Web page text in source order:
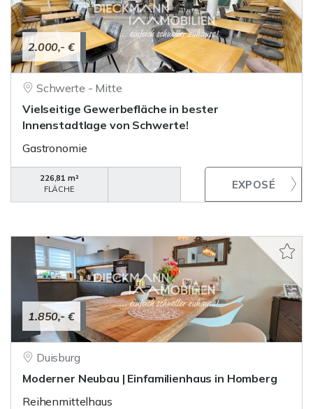
2.000,- €
Schwerte - Mitte
Vielseitige Gewerbefläche in bester
Innenstadtlage von Schwerte!
Gastronomie
226,81 m²
FLÄCHE
1.850,- €
Duisburg
Moderner Neubau | Einfamilienhaus in Homberg
Reihenmittelhaus